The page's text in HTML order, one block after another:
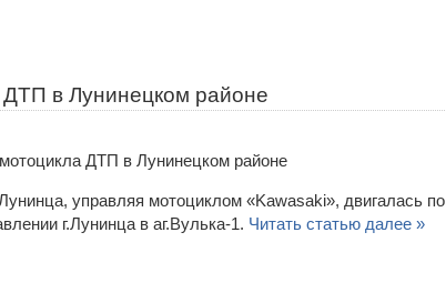
ДТП в Лунинецком районе
управляя мотоциклом «Kawasaki», двигалась по
г.Лунинца в аг.Вулька-1. Читать статью далее »